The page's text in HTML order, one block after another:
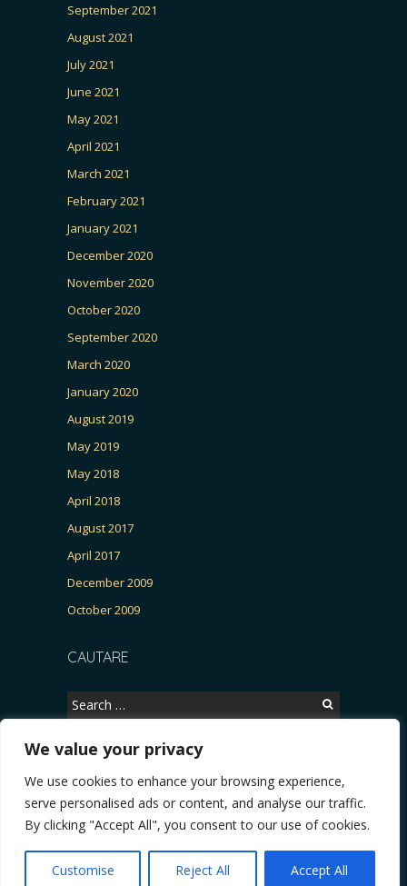
We value your privacy
We use cookies to enhance your browsing experience,
serve personalised ads or content, and analyse our traffic.
By clicking "Accept All", you consent to our use of cookies.
Customise Reject All Accept All
September 2021
August 2021
July 2021
June 2021
May 2021
April 2021
March 2021
February 2021
January 2021
December 2020
November 2020
October 2020
September 2020
March 2020
January 2020
August 2019
May 2019
May 2018
April 2018
August 2017
April 2017
December 2009
October 2009
CAUTARE
Search
for:
Copyright © 2026, CERTITUDINEA.
și presa
* VIDEO. Viata lui Eminescu (Necenzurat). Episodul 4:
Themes